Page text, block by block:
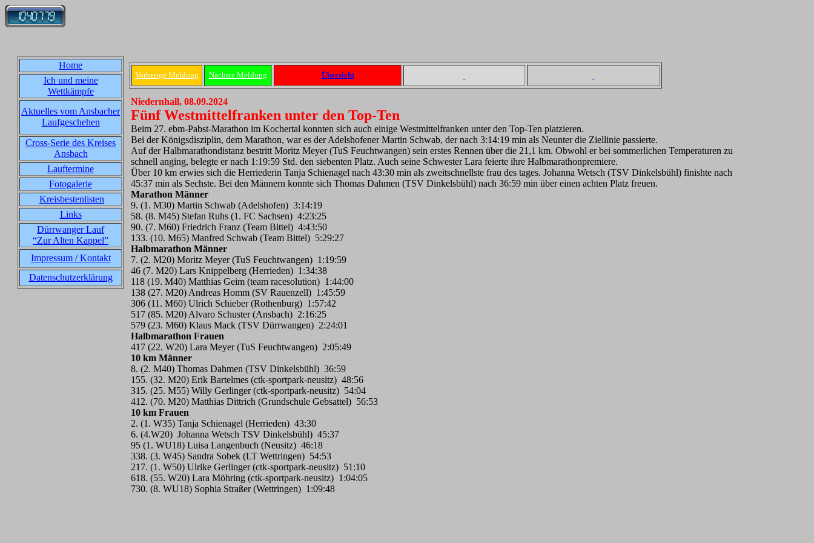
Home
Ich und meine
Wettkämpfe
Aktuelles vom Ansbacher
Laufgeschehen
Cross-Serie des Kreises
Ansbach
Lauftermine
Fotogalerie
Kreisbestenlisten
Links
Dürrwanger Lauf
“Zur Alten Kappel”
Impressum / Kontakt
Datenschutzerklärung
Vorherige Meldung Nächste Meldung Übersicht
Niedernhall, 08.09.2024
Fünf Westmittelfranken unter den Top-Ten
Beim 27. ebm-Pabst-Marathon im Kochertal konnten sich auch einige Westmittelfranken unter den Top-Ten platzieren.
Bei der Königsdisziplin, dem Marathon, war es der Adelshofener Martin Schwab, der nach 3:14:19 min als Neunter die Ziellinie passierte.
Auf der Halbmarathondistanz bestritt Moritz Meyer (TuS Feuchtwangen) sein erstes Rennen über die 21,1 km. Obwohl er bei sommerlichen Temperaturen zu
schnell anging, belegte er nach 1:19:59 Std. den siebenten Platz. Auch seine Schwester Lara feierte ihre Halbmarathonpremiere.
Über 10 km erwies sich die Herriederin Tanja Schienagel nach 43:30 min als zweitschnellste frau des tages. Johanna Wetsch (TSV Dinkelsbühl) finishte nach
45:37 min als Sechste. Bei den Männern konnte sich Thomas Dahmen (TSV Dinkelsbühl) nach 36:59 min über einen achten Platz freuen.
Marathon Männer
9. (1. M30) Martin Schwab (Adelshofen) 3:14:19
58. (8. M45) Stefan Ruhs (1. FC Sachsen) 4:23:25
90. (7. M60) Friedrich Franz (Team Bittel) 4:43:50
133. (10. M65) Manfred Schwab (Team Bittel) 5:29:27
Halbmarathon Männer
7. (2. M20) Moritz Meyer (TuS Feuchtwangen) 1:19:59
46 (7. M20) Lars Knippelberg (Herrieden) 1:34:38
118 (19. M40) Matthias Geim (team racesolution) 1:44:00
138 (27. M20) Andreas Homm (SV Rauenzell) 1:45:59
306 (11. M60) Ulrich Schieber (Rothenburg) 1:57:42
517 (85. M20) Alvaro Schuster (Ansbach) 2:16:25
579 (23. M60) Klaus Mack (TSV Dürrwangen) 2:24:01
Halbmarathon Frauen
417 (22. W20) Lara Meyer (TuS Feuchtwangen) 2:05:49
10 km Männer
8. (2. M40) Thomas Dahmen (TSV Dinkelsbühl) 36:59
155. (32. M20) Erik Bartelmes (ctk-sportpark-neusitz) 48:56
315. (25. M55) Willy Gerlinger (ctk-sportpark-neusitz) 54:04
412. (70. M20) Matthias Dittrich (Grundschule Gebsattel) 56:53
10 km Frauen
2. (1. W35) Tanja Schienagel (Herrieden) 43:30
6. (4.W20) Johanna Wetsch TSV Dinkelsbühl) 45:37
95 (1. WU18) Luisa Langenbuch (Neusitz) 46:18
338. (3. W45) Sandra Sobek (LT Wettringen) 54:53
217. (1. W50) Ulrike Gerlinger (ctk-sportpark-neusitz) 51:10
618. (55. W20) Lara Möhring (ctk-sportpark-neusitz) 1:04:05
730. (8. WU18) Sophia Straßer (Wettringen) 1:09:48